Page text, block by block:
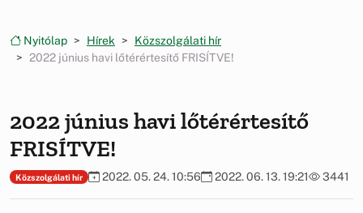
Nyitólap Hírek
Közszolgálati hír
2022 június havi lőtérértesítő FRISÍTVE!
2022 június havi lőtérértesítő
FRISÍTVE!
Közszolgálati hír 2022. 05. 24. 10:56 2022. 06. 13. 19:21 3441